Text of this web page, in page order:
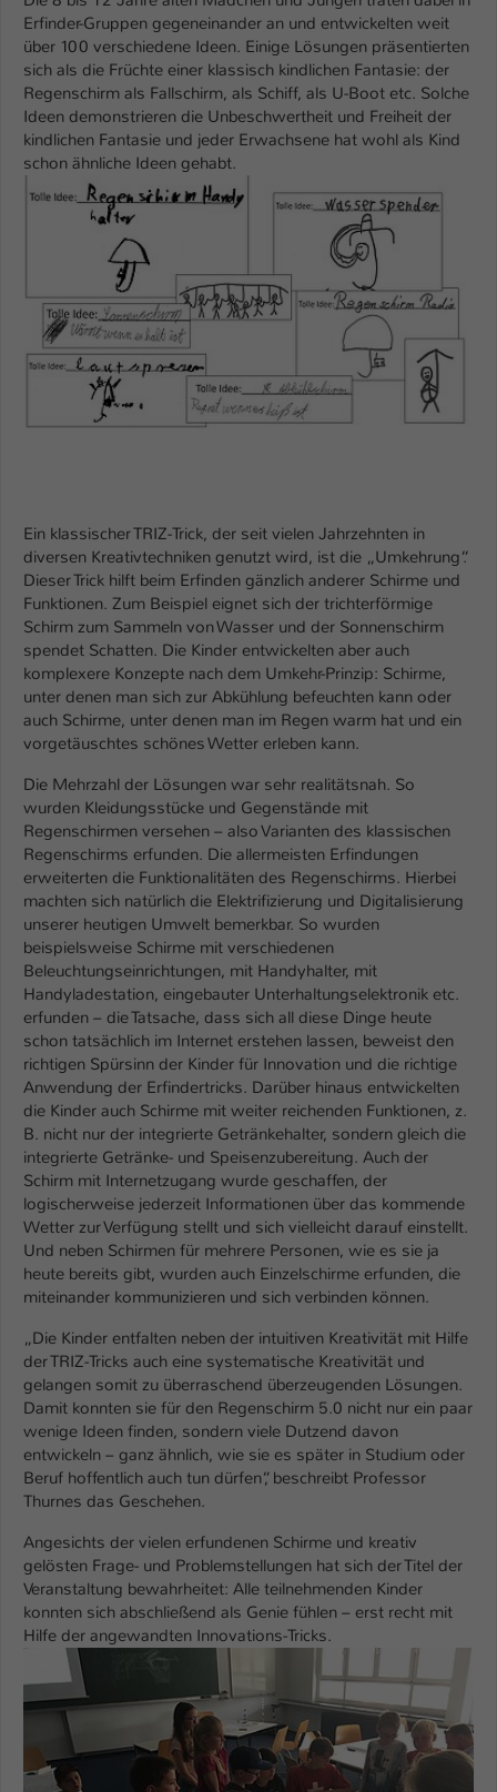
Erfinder-Gruppen gegeneinander an und entwickelten weit
über 100 verschiedene Ideen. Einige Lösungen präsentierten
sich als die Früchte einer klassisch kindlichen Fantasie: der
Regenschirm als Fallschirm, als Schiff, als U-Boot etc. Solche
Ideen demonstrieren die Unbeschwertheit und Freiheit der
kindlichen Fantasie und jeder Erwachsene hat wohl als Kind
schon ähnliche Ideen gehabt.
Ein klassischer TRIZ-Trick, der seit vielen Jahrzehnten in
diversen Kreativtechniken genutzt wird, ist die „Umkehrung“.
Dieser Trick hilft beim Erfinden gänzlich anderer Schirme und
Funktionen. Zum Beispiel eignet sich der trichterförmige
Schirm zum Sammeln von Wasser und der Sonnenschirm
spendet Schatten. Die Kinder entwickelten aber auch
komplexere Konzepte nach dem Umkehr-Prinzip: Schirme,
unter denen man sich zur Abkühlung befeuchten kann oder
auch Schirme, unter denen man im Regen warm hat und ein
vorgetäuschtes schönes Wetter erleben kann.
Die Mehrzahl der Lösungen war sehr realitätsnah. So
wurden Kleidungsstücke und Gegenstände mit
Regenschirmen versehen – also Varianten des klassischen
Regenschirms erfunden. Die allermeisten Erfindungen
erweiterten die Funktionalitäten des Regenschirms. Hierbei
machten sich natürlich die Elektrifizierung und Digitalisierung
unserer heutigen Umwelt bemerkbar. So wurden
beispielsweise Schirme mit verschiedenen
Beleuchtungseinrichtungen, mit Handyhalter, mit
Handyladestation, eingebauter Unterhaltungselektronik etc.
erfunden – die Tatsache, dass sich all diese Dinge heute
schon tatsächlich im Internet erstehen lassen, beweist den
richtigen Spürsinn der Kinder für Innovation und die richtige
Anwendung der Erfindertricks. Darüber hinaus entwickelten
die Kinder auch Schirme mit weiter reichenden Funktionen, z.
B. nicht nur der integrierte Getränkehalter, sondern gleich die
integrierte Getränke- und Speisenzubereitung. Auch der
Schirm mit Internetzugang wurde geschaffen, der
logischerweise jederzeit Informationen über das kommende
Wetter zur Verfügung stellt und sich vielleicht darauf einstellt.
Und neben Schirmen für mehrere Personen, wie es sie ja
heute bereits gibt, wurden auch Einzelschirme erfunden, die
miteinander kommunizieren und sich verbinden können.
„Die Kinder entfalten neben der intuitiven Kreativität mit Hilfe
der TRIZ-Tricks auch eine systematische Kreativität und
gelangen somit zu überraschend überzeugenden Lösungen.
Damit konnten sie für den Regenschirm 5.0 nicht nur ein paar
wenige Ideen finden, sondern viele Dutzend davon
entwickeln – ganz ähnlich, wie sie es später in Studium oder
Beruf hoffentlich auch tun dürfen“, beschreibt Professor
Thurnes das Geschehen.
Angesichts der vielen erfundenen Schirme und kreativ
gelösten Frage- und Problemstellungen hat sich der Titel der
Veranstaltung bewahrheitet: Alle teilnehmenden Kinder
konnten sich abschließend als Genie fühlen – erst recht mit
Hilfe der angewandten Innovations-Tricks.
Zweck
Einstellungen. Unter anderem eine zufällig
generierte ID, für die historische
Speicherung Ihrer vorgenommen
Einstellungen, falls der Webseiten-
Betreiber dies eingestellt hat.
Name fe_typo_user / PHPSESSID
Anbieter
1 Woche
Zweck
Dieses Cookie ist ein Standard-Session-
Cookie von TYPO3. Es speichert im Fall
eines Intranet-Logins die Session-ID. So
kann der eingeloggte Benutzer
wiedererkannt werden und es wird ihm
Name be_typo_user
Anbieter TYPO3
Laufzeit 1 Tag
Zweck
Dieser Cookie teilt der Webseite mit, ob
ein Besucher im Typo3-Backend
angemeldet ist und Rechte besitzt diese
zu verwalten.